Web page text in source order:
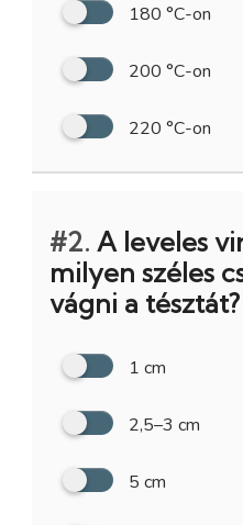
180 °C-on
200 °C-on
220 °C-on
#2. A leveles
milyen széles
vágni a tésztát?
1 cm
2,5–3 cm
5 cm